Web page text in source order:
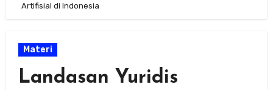
Artifisial di Indonesia
Materi
Landasan Yuridis